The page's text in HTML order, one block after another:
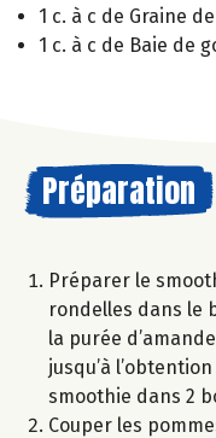
1 c. à c de Graine
1 c. à c de Baie de
Préparation
Préparer le
rondelles dans le
la purée
jusqu’à
smoothie dans 2
Couper les